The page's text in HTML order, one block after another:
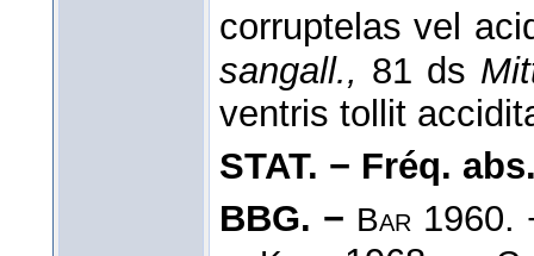
corruptelas vel
sangall., 81 ds
ventris tollit
STAT. − Fréq.
BBG. − Bar